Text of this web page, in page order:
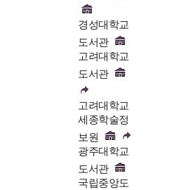
경성대학교
도서관
고려대학교
도서관
고려대학교
세종학술정
보원
광주대학교
도서관
국립중앙도